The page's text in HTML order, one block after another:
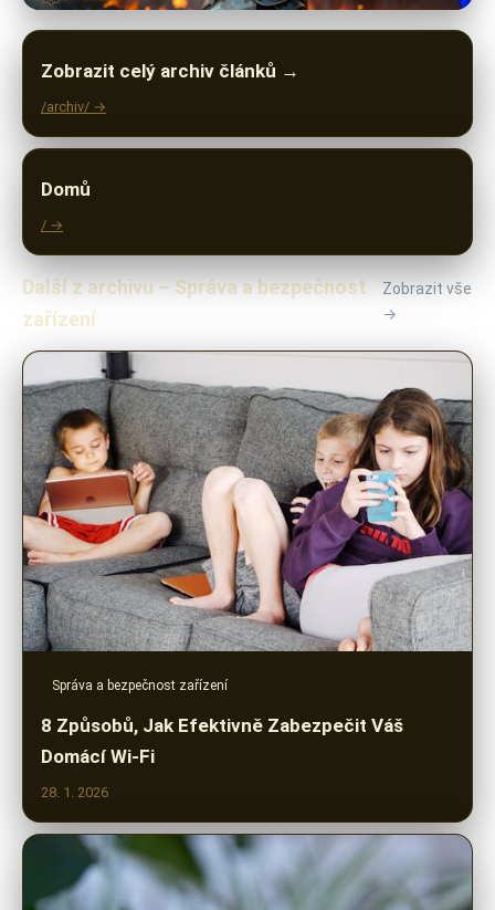
Zobrazit celý archiv článků →
/archiv/ →
Domů
/ →
Další z archivu – Správa a bezpečnost
zařízení
Zobrazit vše
→
Správa a bezpečnost zařízení
8 Způsobů, Jak Efektivně Zabezpečit Váš
Domácí Wi-Fi
28. 1. 2026